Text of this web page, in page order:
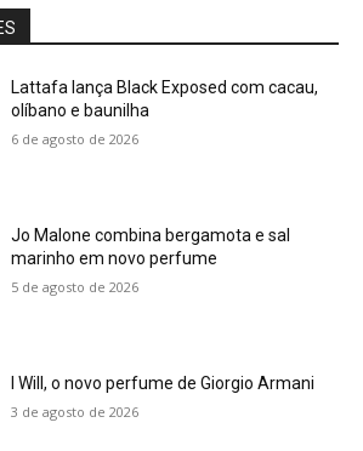
Lattafa lança Black Exposed com cacau,
olíbano e baunilha
6 de agosto de 2026
Jo Malone combina bergamota e sal
marinho em novo perfume
5 de agosto de 2026
I Will, o novo perfume de Giorgio Armani
3 de agosto de 2026